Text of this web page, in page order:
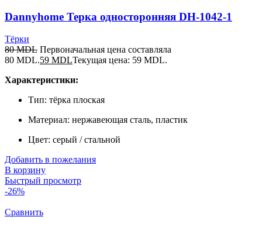
Dannyhome Терка односторонняя DH-1042-1
Тёрки
80MDL Первоначальная цена составляла
80 MDL.59 MDLТекущая цена: 59 MDL.
Характеристики:
Тип: тёрка плоская
Материал: нержавеющая сталь, пластик
Цвет: серый / стальной
Добавить в пожелания
В корзину
Быстрый просмотр
-26%
Сравнить